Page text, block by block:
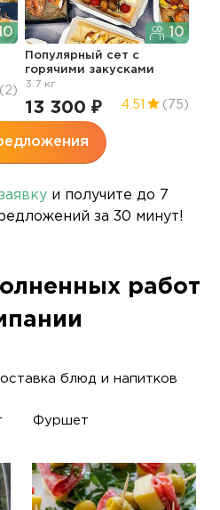
(2)
10
Популярный сет с
горячими закусками
3.7 кг
13 300 ₽ 4.51 (75)
и получите до 7
за 30 минут!
работ
блюд и напитков
Фуршет